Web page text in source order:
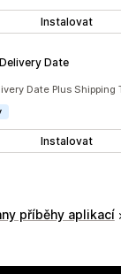
Instalovat
Date
862
Date Plus Shipping
Instalovat
příběhy aplikací